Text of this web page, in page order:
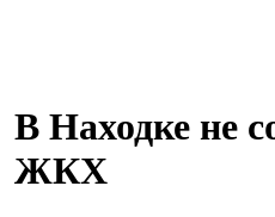
В Находке не
ЖКХ